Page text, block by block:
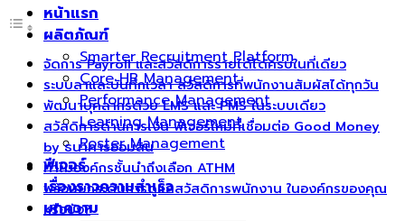
หน้าแรก
ผลิตภัณฑ์
Smarter Recruitment Platform
Core HR Management
Performance Management
Learning Management
Roster Management
ฟีเจอร์
เรื่องราวความสำเร็จ
บทความ
จัดการ Payroll และสวัสดิการรายได้ได้ครบในที่เดียว
ระบบลาและบันทึกเวลา สวัสดิการที่พนักงานสัมผัสได้ทุกวัน
พัฒนาบุคลากรด้วย LMS และ PMS ในระบบเดียว
สวัสดิการด้านการเงิน ฟีเจอร์ใหม่ที่เชื่อมต่อ Good Money
by ธนาคารออมสิน
ทำไมองค์กรชั้นนำถึงเลือก ATHM
พร้อมยกระดับการดูแลสวัสดิการพนักงาน ในองค์กรของคุณ
หรือยัง?